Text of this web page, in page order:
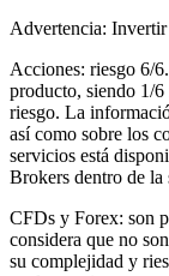
Advertencia:
Acciones: riesgo 6/
producto, siendo 1/
riesgo. La
así como sobre los
servicios está
Brokers dentro de la
CFDs y Forex: son
considera que no
su complejidad y